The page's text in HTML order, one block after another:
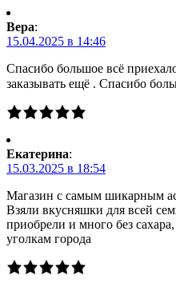
Вера:
15.04.2025 в 14:46
Спасибо большое всё
заказывать ещё . Спасибо
Екатерина:
15.03.2025 в 18:54
Магазин с самым шикарным
Взяли вкусняшки для всей
приобрели и много без
уголкам города